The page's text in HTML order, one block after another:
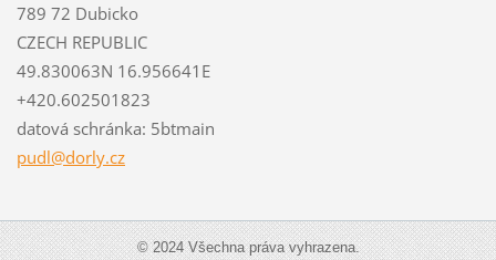
789 72 Dubicko
CZECH REPUBLIC
49.830063N 16.956641E
+420.602501823
datová schránka: 5btmain
pudl@dorly.cz
© 2024 Všechna práva vyhrazena.